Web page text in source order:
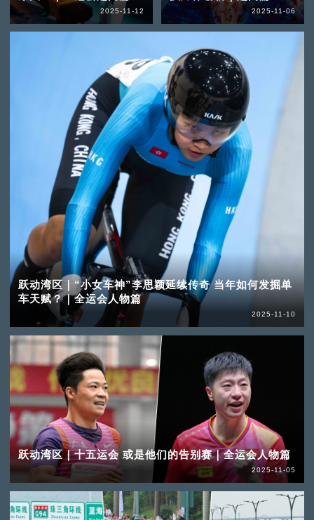
2025-11-12
跃动湾区｜“小女车神”李思颖延续传奇 当年如何发掘单
车天赋？｜全运会人物篇
2025-11-10
2025-11-06
跃动湾区｜十五运会 或是他们的告别赛｜全运会人物篇
2025-11-05